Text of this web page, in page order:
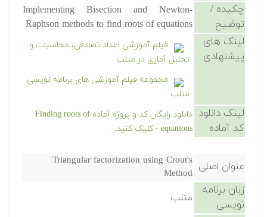
چکیده /
توضیح
Implementing Bisection and Newton-
Raphson methods to find roots of equations
لینک های
پیشنهادی
فیلم آموزشی اعداد تصادفی، محاسبات و
تحلیل آماری در متلب
مجموعه فیلم آموزشی های برنامه نویسی
متلب
لینک دانلود
کد آماده
دانلود رایگان کد و پروژه آماده Finding roots of
equations - کلیک کنید.
عنوان اصلی Triangular factorization using Crout's
Method
زبان برنامه
نویسی
متلب